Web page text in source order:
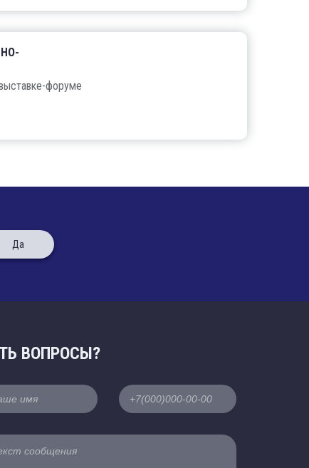
форуме
Да
ВОПРОСЫ?